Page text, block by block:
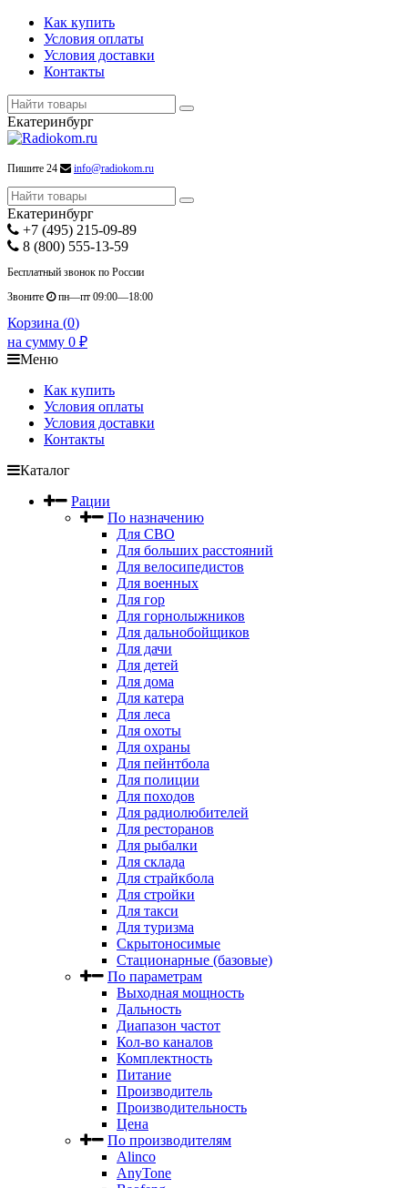
Как купить
Условия оплаты
Условия доставки
Контакты
Екатеринбург
Пишите 24 info@radiokom.ru
Екатеринбург
+7 (495) 215-09-89
8 (800) 555-13-59
Бесплатный звонок по России
Звоните
пн—пт 09:00—18:00
Корзина (0)
на сумму 0 ₽
Меню
Как купить
Условия оплаты
Условия доставки
Контакты
Каталог
Рации
По назначению
Для СВО
Для больших расстояний
Для велосипедистов
Для военных
Для гор
Для горнолыжников
Для дальнобойщиков
Для дачи
Для детей
Для дома
Для катера
Для леса
Для охоты
Для охраны
Для пейнтбола
Для полиции
Для походов
Для радиолюбителей
Для ресторанов
Для рыбалки
Для склада
Для страйкбола
Для стройки
Для такси
Для туризма
Скрытоносимые
Стационарные (базовые)
По параметрам
Выходная мощность
Дальность
Диапазон частот
Кол-во каналов
Комплектность
Питание
Производитель
Производительность
Цена
По производителям
Alinco
AnyTone